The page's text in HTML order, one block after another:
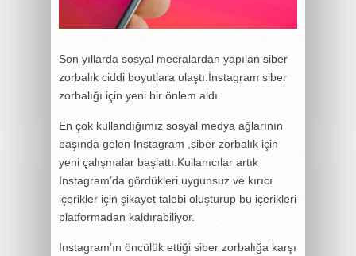
Son yıllarda sosyal mecralardan yapılan siber
zorbalık ciddi boyutlara ulaştı.İnstagram siber
zorbalığı için yeni bir önlem aldı.
En çok kullandığımız sosyal medya ağlarının
başında gelen Instagram ,siber zorbalık için
yeni çalışmalar başlattı.Kullanıcılar artık
Instagram’da gördükleri uygunsuz ve kırıcı
içerikler için şikayet talebi oluşturup bu içerikleri
platformadan kaldırabiliyor.
Instagram’ın öncülük ettiği siber zorbalığa karşı